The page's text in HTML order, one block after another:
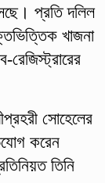
প্রতি দলিল
খাজনা
সোহেলের
করেন
তিনি